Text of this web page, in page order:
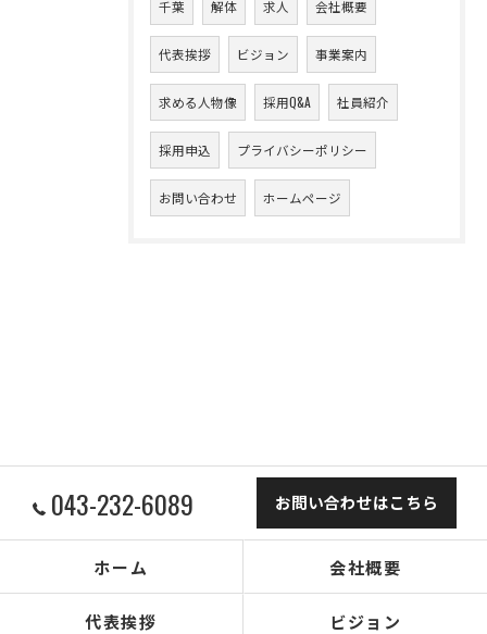
千葉 解体 求人 会社概要
代表挨拶 ビジョン 事業案内
求める人物像 採用Q&A 社員紹介
採用申込 プライバシーポリシー
お問い合わせ ホームページ
043-232-6089 お問い合わせはこちら
ホーム 会社概要
代表挨拶 ビジョン